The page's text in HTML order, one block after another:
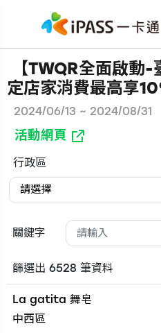
【TWQR全面啟動
定店家消費最高享
2024/06/13 ~ 2024/08/31
活動網頁
行政區
請選擇
關鍵字
篩選出 6528 筆資料
La gatita 舞皂
中西區